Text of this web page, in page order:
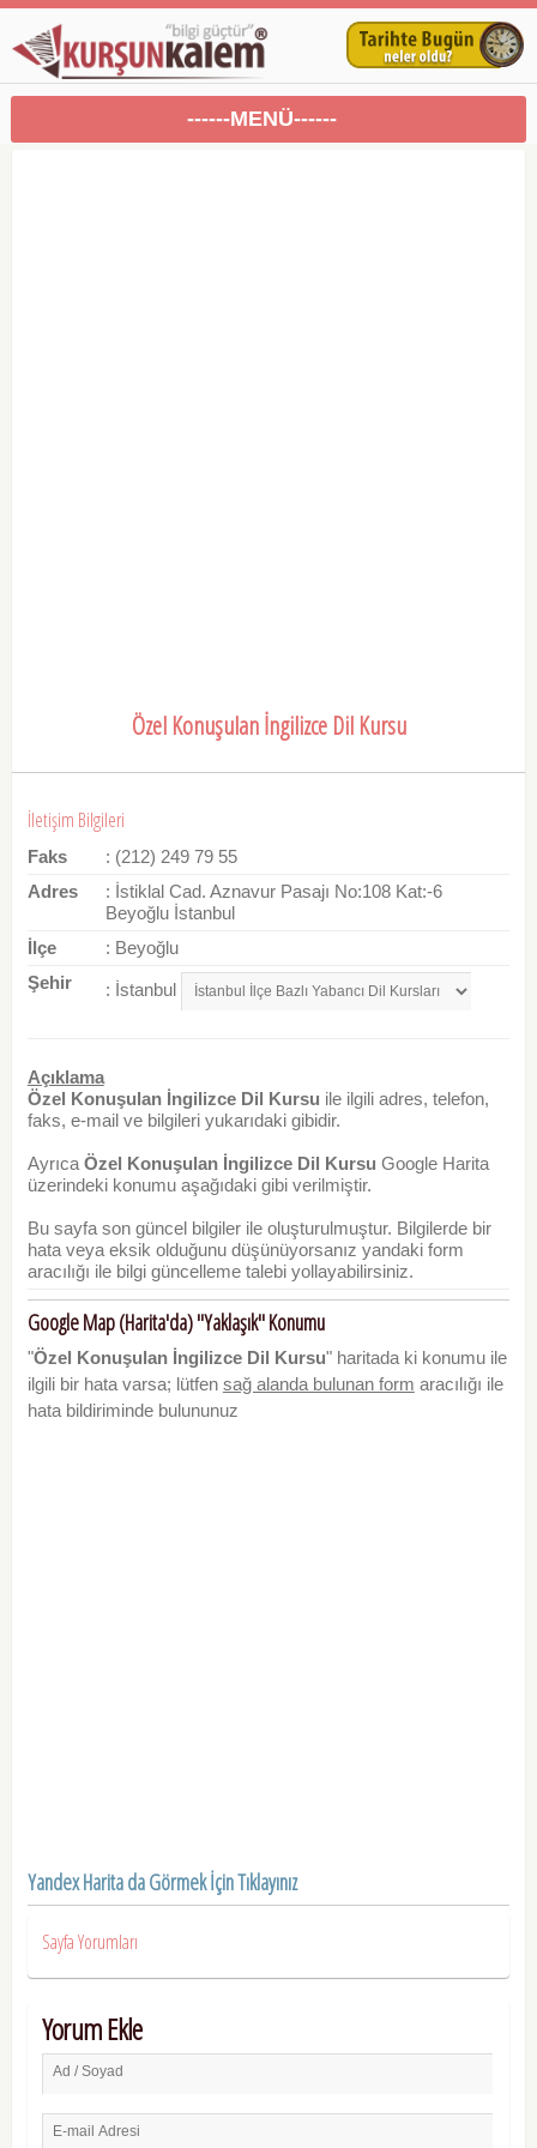
------MENÜ------
Özel Konuşulan İngilizce Dil Kursu
İletişim Bilgileri
Faks
: (212) 249 79 55
Adres
: İstiklal Cad. Aznavur Pasajı No:108 Kat:-6
Beyoğlu İstanbul
İlçe
: Beyoğlu
Şehir
: İstanbul
Açıklama
Özel Konuşulan İngilizce Dil Kursu ile ilgili adres, telefon,
faks, e-mail ve bilgileri yukarıdaki gibidir.
AyrıcaÖzel Konuşulan İngilizce Dil Kursu Google Harita
üzerindeki konumu aşağıdaki gibi verilmiştir.
Bu sayfa son güncel bilgiler ile oluşturulmuştur. Bilgilerde bir
hata veya eksik olduğunu düşünüyorsanız yandaki form
aracılığı ile bilgi güncelleme talebi yollayabilirsiniz.
Google Map (Harita'da) "Yaklaşık" Konumu
"Özel Konuşulan İngilizce Dil Kursu" haritada ki konumu ile
ilgili bir hata varsa; lütfen sağ alanda bulunan form aracılığı ile
hata bildiriminde bulununuz
Yandex Harita da Görmek İçin Tıklayınız
Sayfa Yorumları
Yorum Ekle
Ad / Soyad
E-mail Adresi